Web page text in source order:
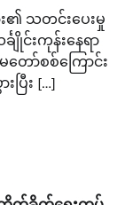
၏ သတင်းပေးမှု
ျိုင်းကုန်းနေရာ
ော်စစ်ကြောင်း
ြီး […]